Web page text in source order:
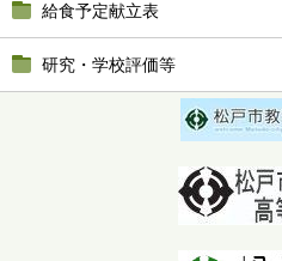
給食予定献立表
研究・学校評価等